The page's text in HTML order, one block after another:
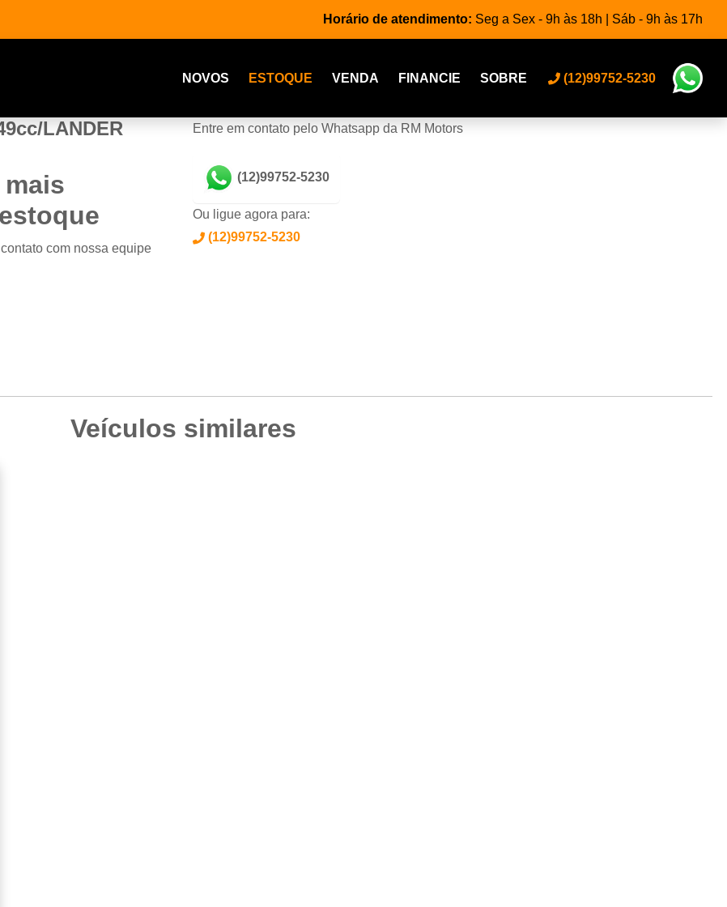
Horário de atendimento: Seg a Sex - 9h às 18h | Sáb - 9h às 17h
NOVOS ESTOQUE VENDA FINANCIE SOBRE (12)99752-5230
LANDER
com nossa equipe
Entre em contato pelo Whatsapp da RM Motors
(12)99752-5230
Ou ligue agora para:
(12)99752-5230
Veículos similares